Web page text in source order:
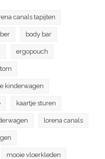
canals tapijten
body bar
ergopouch
kinderwagen
kaartje sturen
lorena canals
mooie vloerkleden